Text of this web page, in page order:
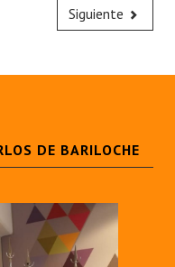
Siguiente
DE BARILOCHE